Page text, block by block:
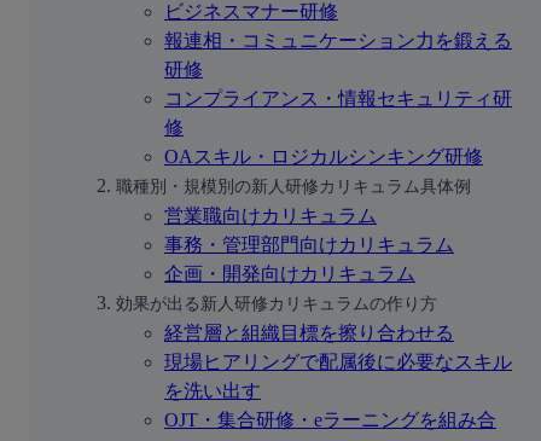
ビジネスマナー研修
報連相・コミュニケーション力を鍛える
研修
コンプライアンス・情報セキュリティ研
修
OAスキル・ロジカルシンキング研修
職種別・規模別の新人研修カリキュラム具体例
営業職向けカリキュラム
事務・管理部門向けカリキュラム
企画・開発向けカリキュラム
効果が出る新人研修カリキュラムの作り方
経営層と組織目標を擦り合わせる
現場ヒアリングで配属後に必要なスキル
を洗い出す
OJT・集合研修・eラーニングを組み合